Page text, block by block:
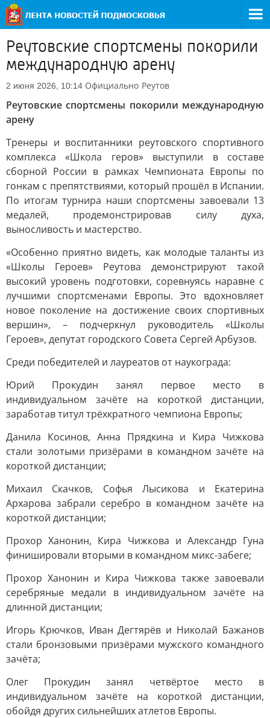
Реутовские спортсмены покорили
международную арену
2 июня 2026, 10:14 Официально Реутов
Реутовские спортсмены покорили международную
арену
Тренеры и воспитанники реутовского спортивного
комплекса «Школа геров» выступили в составе
сборной России в рамках Чемпионата Европы по
гонкам с препятствиями, который прошёл в Испании.
По итогам турнира наши спортсмены завоевали 13
медалей, продемонстрировав силу духа,
выносливость и мастерство.
«Особенно приятно видеть, как молодые таланты из
«Школы Героев» Реутова демонстрируют такой
высокий уровень подготовки, соревнуясь наравне с
лучшими спортсменами Европы. Это вдохновляет
новое поколение на достижение своих спортивных
вершин», – подчеркнул руководитель «Школы
Героев», депутат городского Совета Сергей Арбузов.
Среди победителей и лауреатов от наукограда:
Юрий Прокудин занял первое место в
индивидуальном зачёте на короткой дистанции,
заработав титул трёхкратного чемпиона Европы;
Данила Косинов, Анна Прядкина и Кира Чижкова
стали золотыми призёрами в командном зачёте на
короткой дистанции;
Михаил Скачков, Софья Лысикова и Екатерина
Архарова забрали серебро в командном зачёте на
короткой дистанции;
Прохор Ханонин, Кира Чижкова и Александр Гуна
финишировали вторыми в командном микс-забеге;
Прохор Ханонин и Кира Чижкова также завоевали
серебряные медали в индивидуальном зачёте на
длинной дистанции;
Игорь Крючков, Иван Дегтярёв и Николай Бажанов
стали бронзовыми призёрами мужского командного
зачёта;
Олег Прокудин занял четвёртое место в
индивидуальном зачёте на короткой дистанции,
обойдя других сильнейших атлетов Европы.